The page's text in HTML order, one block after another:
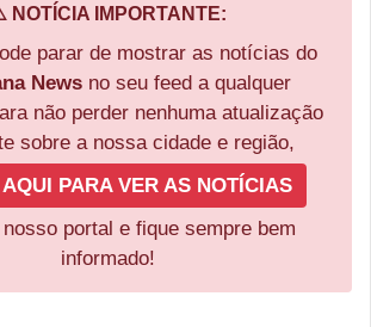
NOTÍCIA IMPORTANTE:
parar de mostrar as notícias do
News no seu feed a qualquer
não perder nenhuma atualização
sobre a nossa cidade e região,
PARA VER AS NOTÍCIAS
portal e fique sempre bem
informado!